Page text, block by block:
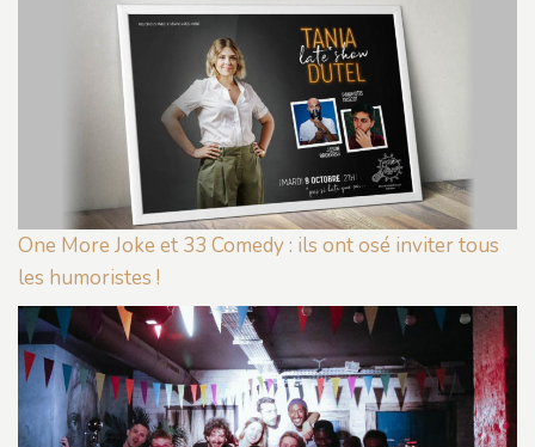
One More Joke et 33 Comedy : ils ont osé inviter tous
les humoristes !